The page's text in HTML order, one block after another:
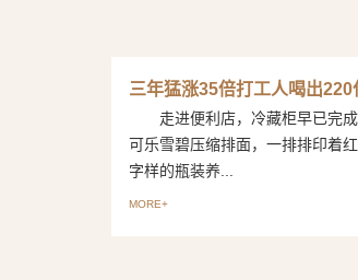
三年猛涨35倍打工人喝出220
走进便利店，冷藏柜早已完成
可乐雪碧压缩排面，一排排印着
字样的瓶装养...
MORE+